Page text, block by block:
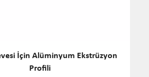
Kapı İçin Alüminyum Profil